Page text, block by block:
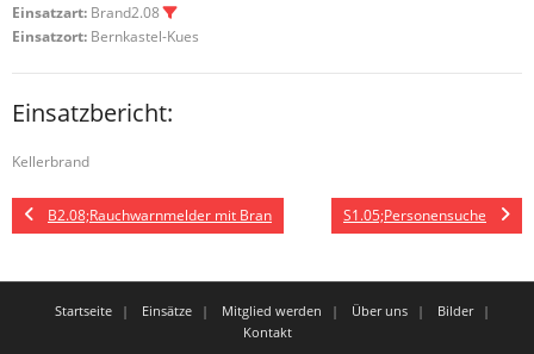
Einsatzart: Brand2.08
Einsatzort: Bernkastel-Kues
Einsatzbericht:
Kellerbrand
B2.08;Rauchwarnmelder mit Bran S1.05;Personensuche
Startseite Einsätze Mitglied werden Über uns
Bilder
Kontakt